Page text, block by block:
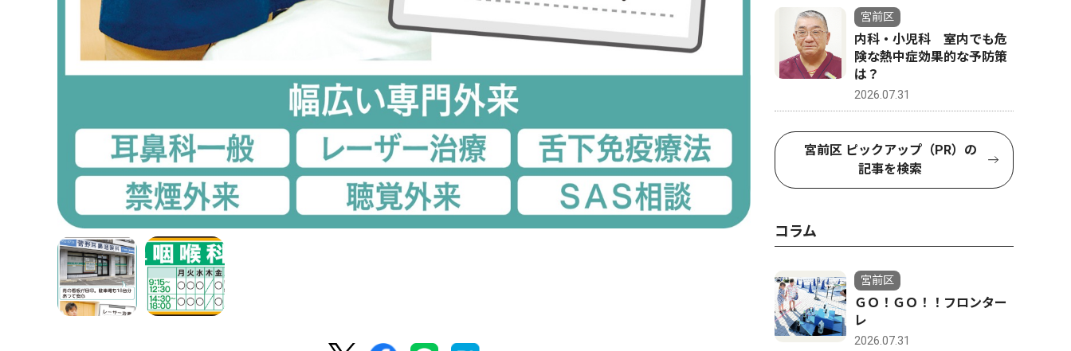
宮前区
内科・小児科 室内でも危
険な熱中症効果的な予防策
は？
2026.07.31
宮前区 ピックアップ（PR）の
記事を検索
コラム
宮前区
ＧＯ！ＧＯ！！フロンター
レ
2026.07.31